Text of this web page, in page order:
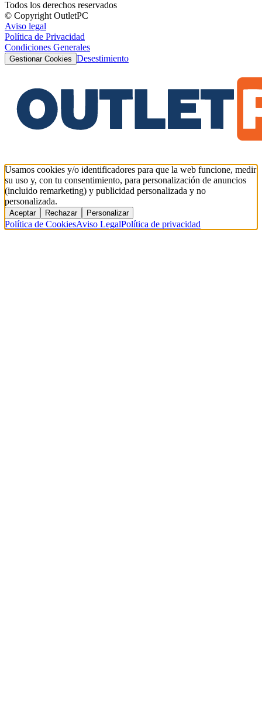
Todos los derechos reservados
© Copyright OutletPC
Aviso legal
Política de Privacidad
Condiciones Generales
Gestionar Cookies Desestimiento
Usamos cookies y/o identificadores para que la web funcione, medir
su uso y, con tu consentimiento, para personalización de anuncios
(incluido remarketing) y publicidad personalizada y no
personalizada.
Aceptar Rechazar Personalizar
Política de CookiesAviso LegalPolítica de privacidad